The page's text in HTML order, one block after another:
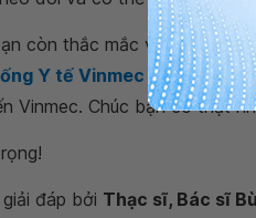
còn thắc mắc vềcách
Y tế Vinmecđể kiểm tra
Vinmec. Chúc bạn có thật
đáp bởi Thạc sĩ, Bác sĩ